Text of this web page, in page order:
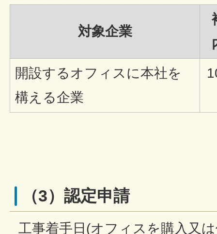
対象企業
開設するオフィスに本社を
構える企業
（3）認定申請
工事着手日(オフィスを購入又